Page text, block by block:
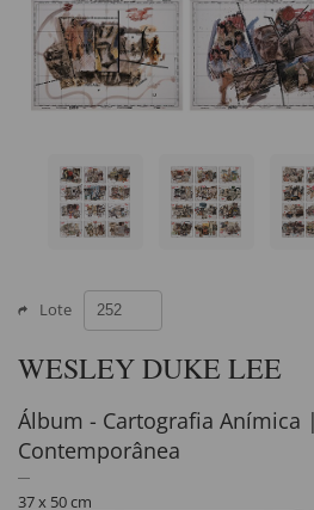
Lote
WESLEY DUKE LEE
Álbum - Cartografia Anímica
Contemporânea
37 x 50 cm